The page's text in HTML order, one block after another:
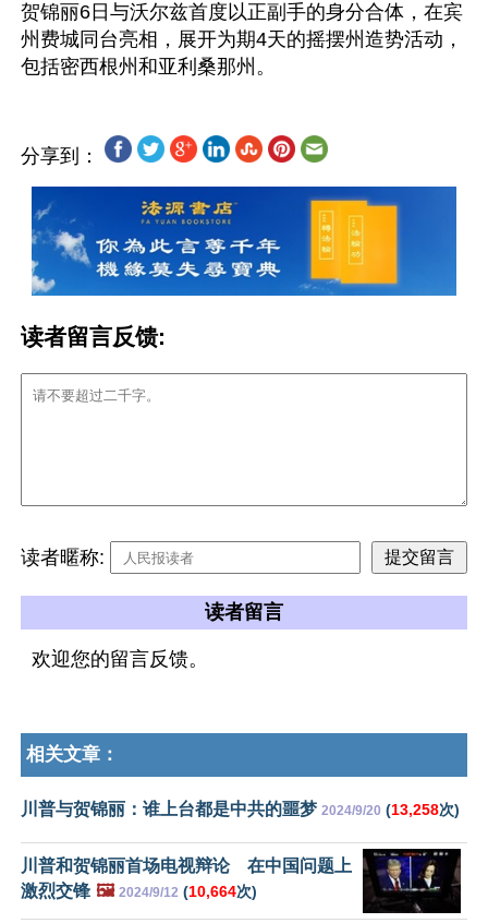
贺锦丽6日与沃尔兹首度以正副手的身分合体，在宾
州费城同台亮相，展开为期4天的摇摆州造势活动，
分享到：
读者留言反馈:
读者暱称:
读者留言
欢迎您的留言反馈。
相关文章：
川普与贺锦丽：谁上台都是中共的噩梦 2024/9/20 (13,258次)
川普和贺锦丽首场电视辩论 在中国问题上
激烈交锋 🖼️ 2024/9/12 (10,664次)